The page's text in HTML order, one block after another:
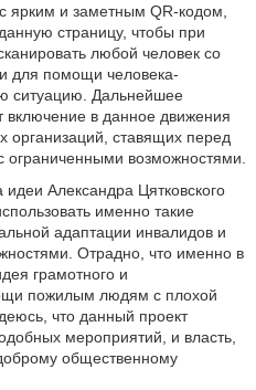
ярким и заметным QR-кодом,
страницу, чтобы при
любой человек со
для помощи человека-
ситуацию. Дальнейшее
включение в данное движения
ставящих перед
возможностями.
Александра Цятковского
именно такие
адаптации инвалидов и
Отрадно, что именно в
грамотного и
пожилым людям с плохой
что данный проект
мероприятий, и власть,
общественному